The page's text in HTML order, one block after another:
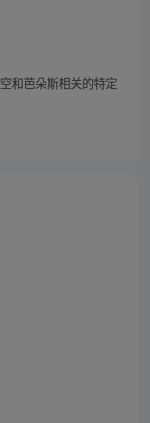
和芭朵斯相关的特定